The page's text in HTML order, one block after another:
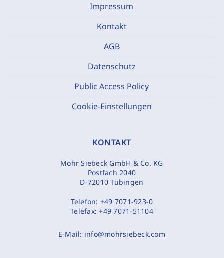
Impressum
Kontakt
AGB
Datenschutz
Public Access Policy
Cookie-Einstellungen
KONTAKT
Mohr Siebeck GmbH & Co. KG
Postfach 2040
D-72010 Tübingen
Telefon: +49 7071-923-0
Telefax:+49 7071-51104
E-Mail: info@mohrsiebeck.com